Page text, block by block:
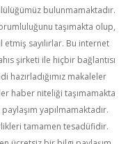
bulunmamaktadır.
taşımakta olup,
sayılırlar. Bu internet
şirketi ile hiçbir bağlantısı
hazırladığımız makaleler
haber niteliği taşımamakta
yapılmamaktadır.
tamamen tesadüfidir.